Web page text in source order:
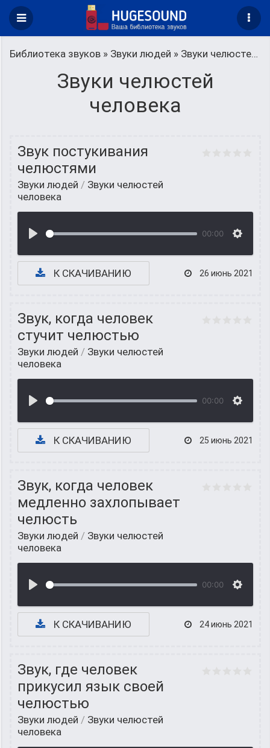
Библиотека звуков » Звуки людей » Звуки челюстей человека
Звуки челюстей
человека
Звук постукивания
челюстями
Звуки людей / Звуки челюстей
человека
00:00
К СКАЧИВАНИЮ 26 июнь 2021
Звук, когда человек
стучит челюстью
Звуки людей / Звуки челюстей
человека
00:00
К СКАЧИВАНИЮ 25 июнь 2021
Звук, когда человек
медленно захлопывает
челюсть
Звуки людей / Звуки челюстей
человека
00:00
К СКАЧИВАНИЮ 24 июнь 2021
Звук, где человек
прикусил язык своей
челюстью
Звуки людей / Звуки челюстей
человека